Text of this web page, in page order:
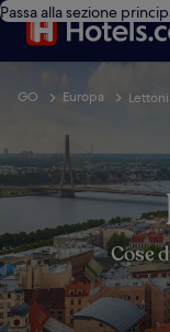
Passa alla sezione
GO Europa
Cose